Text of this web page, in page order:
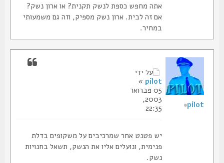
אתה מחפש כספת לנשק תקנית? או ארון נשק?
אם זה לבית. ארון נשק מספיק, וזה גם משמעותי
במחיר.
על ידי
pilot
»
05 פברואר
2003,
22:35
יש פטנט אחר שמרכיבים על משקופים בדלת
פנימית, ונועלים אליו את הנשק, תשאל בחנויות
נשק.
pilot